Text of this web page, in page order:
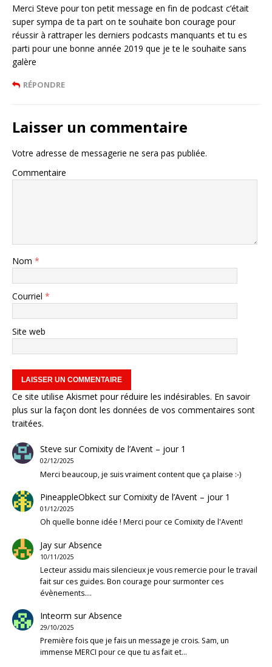
Merci Steve pour ton petit message en fin de podcast c’était
super sympa de ta part on te souhaite bon courage pour
réussir à rattraper les derniers podcasts manquants et tu es
parti pour une bonne année 2019 que je te le souhaite sans
galère
RÉPONDRE
Laisser un commentaire
Votre adresse de messagerie ne sera pas publiée.
Commentaire
Nom *
Courriel *
Site web
Ce site utilise Akismet pour réduire les indésirables. En savoir
plus sur la façon dont les données de vos commentaires sont
traitées.
Steve surComixity de l’Avent – jour 1
02/12/2025
Merci beaucoup, je suis vraiment content que ça plaise :-)
PineappleObkectsurComixity de l’Avent – jour 1
01/12/2025
Oh quelle bonne idée ! Merci pour ce Comixity de l'Avent!
JaysurAbsence
10/11/2025
Lecteur assidu mais silencieux je vous remercie pour le travail
fait sur ces guides. Bon courage pour surmonter ces
évènements.…
Inteorm surAbsence
29/10/2025
Première fois que je fais un message je crois. Sam, un
immense MERCI pour ce que tu as fait et…